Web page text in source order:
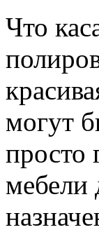
Что
могут
мебели